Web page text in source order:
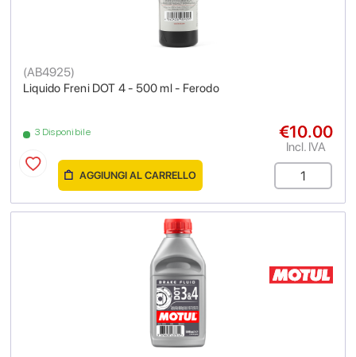
Liquido Freni DOT 4 - 500 ml - Ferodo
(AB4925)
3 Disponibile €10.00
Incl. IVA
AGGIUNGI AL CARRELLO